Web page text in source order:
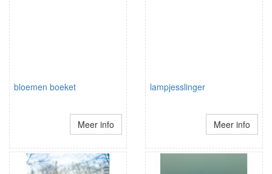
bloemen boeket
Meer info
lampjesslinger
Meer info